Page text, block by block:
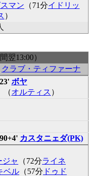
マン （71分イドリッ
）
翌13:00）
クラブ・ティファーナ
23' ボヤ
（オルティス ）
90+4' カスタニェダ(PK)
ジャ （72分ライネ
ベル（57分 ドゥド